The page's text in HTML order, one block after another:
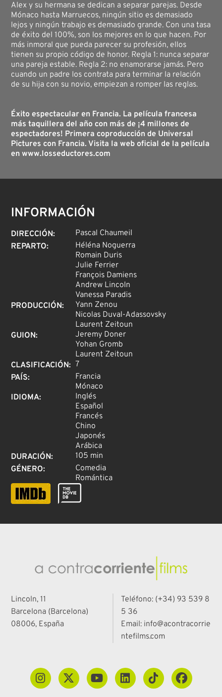
Alex y su hermana se dedican a separar parejas. Desde
Mónaco hasta Marruecos, ningún sitio es demasiado
lejos y ningún trabajo es demasiado grande. Con una tasa
de éxito del 100%, son los mejores en lo que hacen. Por
más inmoral que pueda parecer su profesión, ellos
tienen su propio código de honor. Regla 1: nunca separar
una pareja estable. Regla 2: no enamorarse jamás. Pero
cuando un padre los contrata para terminar la relación
de su hija con su novio, empiezan a romper las reglas.
Éxito espectacular en Francia. La película francesa
más taquillera del año con más de ¡4 millones de
espectadores! Primera coproducción de Universal
Pictures con Francia. Visita la web oficial de la película
en www.losseductores.com
INFORMACIÓN
DIRECCIÓN:
Pascal Chaumeil
REPARTO:
Héléna Noguerra
Romain Duris
Julie Ferrier
François Damiens
Andrew Lincoln
Vanessa Paradis
PRODUCCIÓN:
Yann Zenou
Nicolas Duval-Adassovsky
Laurent Zeitoun
GUION:
Jeremy Doner
Yohan Gromb
Laurent Zeitoun
CLASIFICACIÓN: 7
PAÍS:
Francia
Mónaco
IDIOMA:
Inglés
Español
Francés
Chino
Japonés
Arábica
DURACIÓN:
105 min
GÉNERO:
Comedia
Romántica
Lincoln, 11
Barcelona (Barcelona)
08006, España
Teléfono: (+34) 93 539 8
5 36
Email: info@acontracorrie
ntefilms.com